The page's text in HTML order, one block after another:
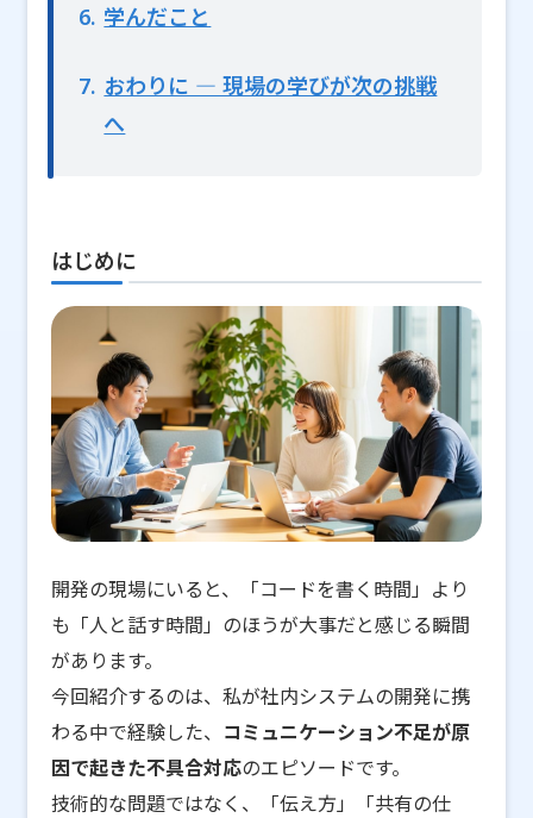
6 学んだこと
7 おわりに ― 現場の学びが次の挑戦
へ
はじめに
開発の現場にいると、「コードを書く時間」より
も「人と話す時間」のほうが大事だと感じる瞬間
があります。
今回紹介するのは、私が社内システムの開発に携
わる中で経験した、 コミュニケーション不足が原
因で起きた不具合対応のエピソードです。
技術的な問題ではなく、「伝え方」「共有の仕